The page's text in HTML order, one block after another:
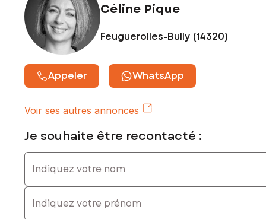
Céline Pique
Feuguerolles-Bully (14320)
Appeler WhatsApp
Voir ses autres annonces
Je souhaite être recontacté :
Indiquez votre nom
Indiquez votre prénom